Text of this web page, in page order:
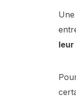
leur